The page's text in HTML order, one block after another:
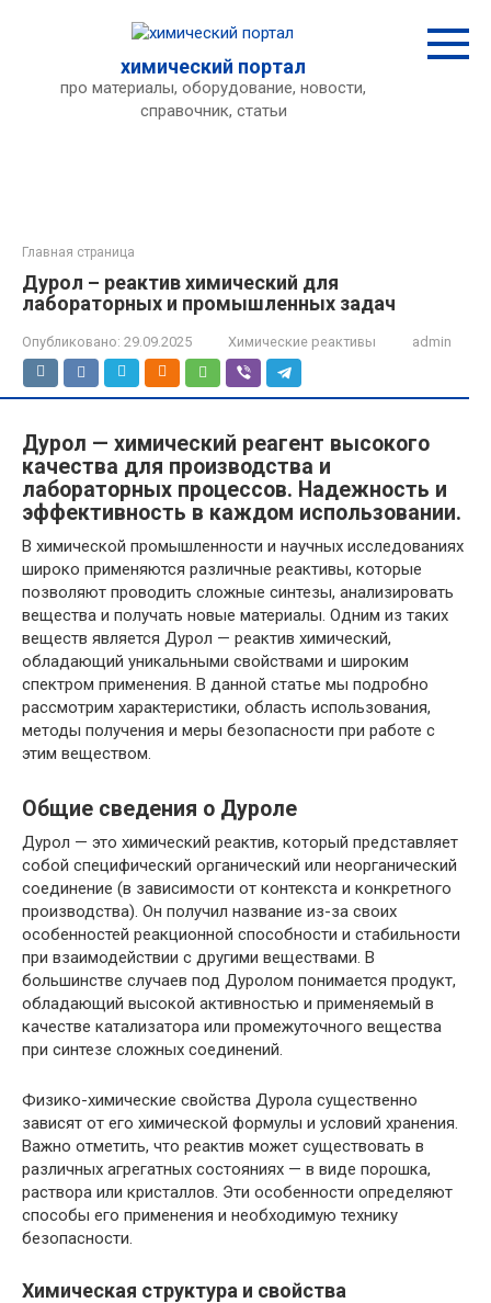
химический портал
про материалы, оборудование, новости,
справочник, статьи
Главная страница
Дурол – реактив химический для
лабораторных и промышленных задач
Опубликовано: 29.09.2025 Химические реактивы admin
Дурол — химический реагент высокого
качества для производства и
лабораторных процессов. Надежность и
эффективность в каждом использовании.
В химической промышленности и научных исследованиях
широко применяются различные реактивы, которые
позволяют проводить сложные синтезы, анализировать
вещества и получать новые материалы. Одним из таких
веществ является Дурол — реактив химический,
обладающий уникальными свойствами и широким
спектром применения. В данной статье мы подробно
рассмотрим характеристики, область использования,
методы получения и меры безопасности при работе с
этим веществом.
Общие сведения о Дуроле
Дурол — это химический реактив, который представляет
собой специфический органический или неорганический
соединение (в зависимости от контекста и конкретного
производства). Он получил название из-за своих
особенностей реакционной способности и стабильности
при взаимодействии с другими веществами. В
большинстве случаев под Дуролом понимается продукт,
обладающий высокой активностью и применяемый в
качестве катализатора или промежуточного вещества
при синтезе сложных соединений.
Физико-химические свойства Дурола существенно
зависят от его химической формулы и условий хранения.
Важно отметить, что реактив может существовать в
различных агрегатных состояниях — в виде порошка,
раствора или кристаллов. Эти особенности определяют
способы его применения и необходимую технику
безопасности.
Химическая структура и свойства